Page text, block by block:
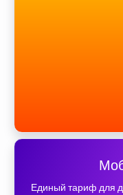
Единый тариф для